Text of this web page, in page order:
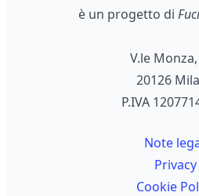
è un progetto di
V.le
20126
P.IVA
Note
Privacy
Cookie